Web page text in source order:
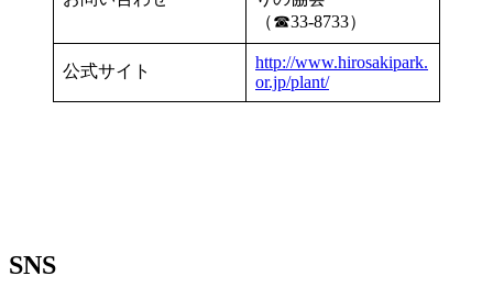
（☎33-8733）
公式サイト
http://www.hirosakipark.
or.jp/plant/
SNS